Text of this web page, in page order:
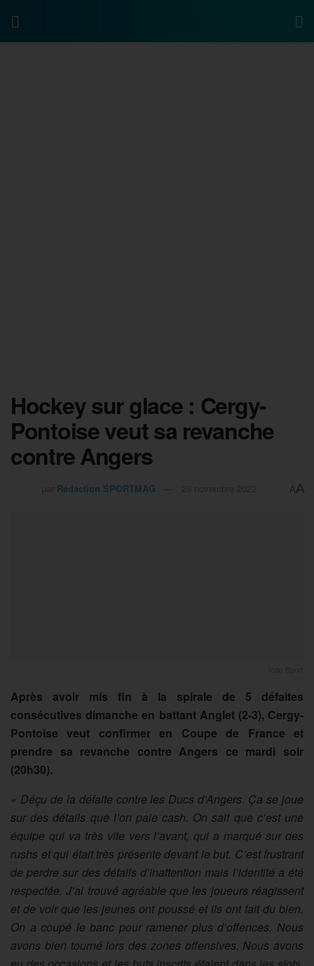
Hockey sur glace : Cergy-
Pontoise veut sa revanche
contre Angers
Rédaction SPORTMAG AA
Après avoir mis fin à la spirale de 5 défaites
consécutives dimanche en battant Anglet (2-3), Cergy-
Pontoise veut confirmer en Coupe de France et
prendre sa revanche contre Angers ce mardi soir
(20h30).
« Déçu de la défaite contre les Ducs d’Angers. Ça se joue
sur des détails que l’on paie cash. On sait que c’est une
équipe qui va très vite vers l’avant, qui a marqué sur des
rushs et qui était très présente devant le but. C’est frustrant
de perdre sur des détails d’inattention mais l’identité a été
respectée. J’ai trouvé agréable que les joueurs réagissent
et de voir que les jeunes ont poussé et ils ont fait du bien.
On a coupé le banc pour ramener plus d’offences. Nous
avons bien tourné lors des zones offensives. Nous avons